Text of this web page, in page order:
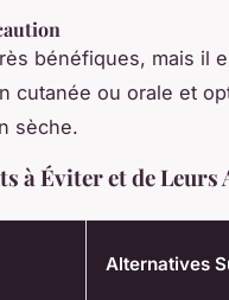
bénéfiques, mais il
cutanée ou orale et
sèche.
à Éviter et de Leurs
Alternatives